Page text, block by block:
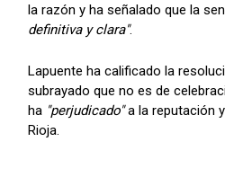
la razón y ha señalado que la
definitiva y clara".
Lapuente ha calificado la
subrayado que no es de
ha "perjudicado"a la reputación
Rioja.